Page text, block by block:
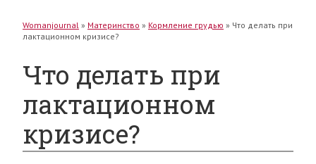
Womanjournal » Материнство » Кормление грудью » Что делать при
лактационном кризисе?
Что делать при
лактационном
кризисе?